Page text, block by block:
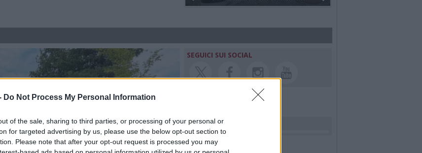
Do Not Process My Personal Information
of the sale, sharing to third parties, or processing of your personal or
for targeted advertising by us, please use the below opt-out section to
Please note that after your opt-out request is processed you may
SEGUICI SUI SOCIAL
Ricordiamo i nostri cari